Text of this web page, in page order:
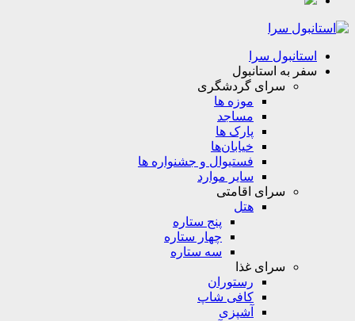
استانبول سرا
سفر به استانبول
سرای گردشگری
موزه ها
مساجد
پارک ها
خیابان‌ها
فستیوال و جشنواره ها
سایر موارد
سرای اقامتی
هتل
پنج ستاره
چهار ستاره
سه ستاره
سرای غذا
رستوران
کافی شاپ
آشپزی